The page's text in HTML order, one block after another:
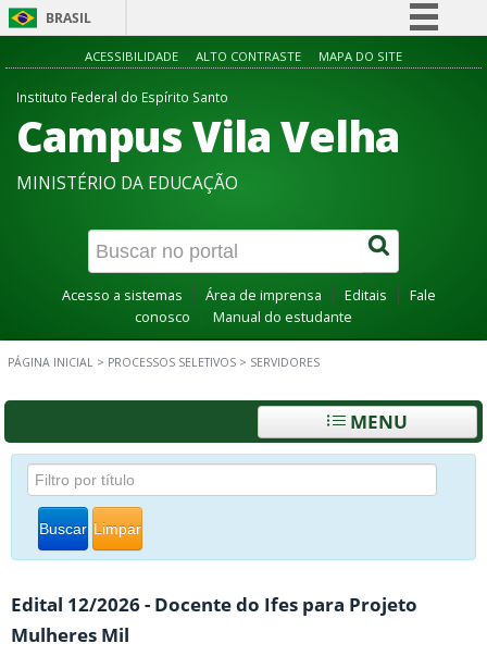
BRASIL
Simplifique!
Participe
Acesso à informação
Canais
ACESSIBILIDADE ALTO CONTRASTE MAPA DO SITE
Instituto Federal do Espírito Santo
Campus Vila Velha
MINISTÉRIO DA EDUCAÇÃO
Acesso a sistemas Área de imprensa Editais
Fale
conosco
Manual do estudante
PÁGINA INICIAL > PROCESSOS SELETIVOS > SERVIDORES
MENU
Buscar Limpar
Edital 12/2026 - Docente do Ifes para Projeto
Mulheres Mil